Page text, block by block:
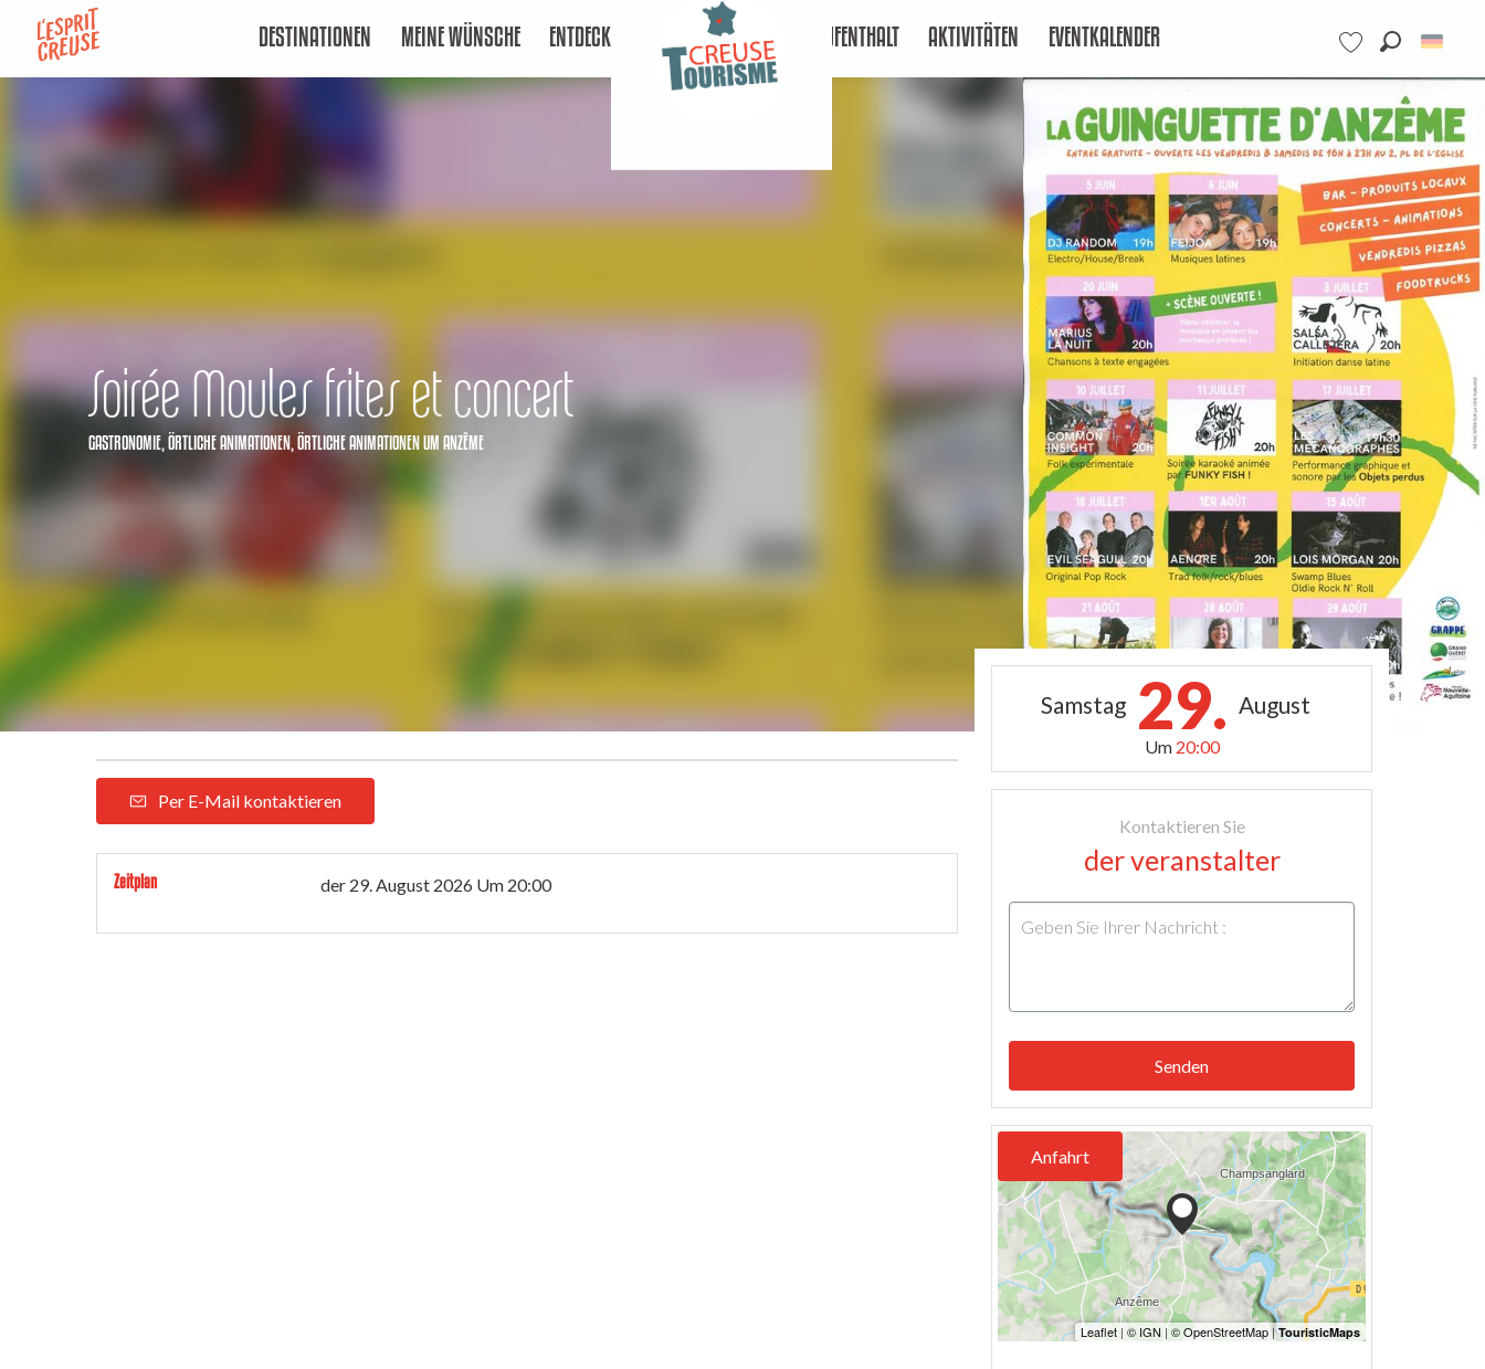
contenu
Voir les favoris
DESTINATIONEN MEINE WÜNSCHE ENTDECKEN AUFENTHALT AKTIVITÄTEN EVENTKALENDER
Soirée Moules frites et concert
GASTRONOMIE, ÖRTLICHE ANIMATIONEN, ÖRTLICHE ANIMATIONENUM ANZÊME
Per E-Mail kontaktieren
Zeitplan der 29. August 2026 Um 20:00
Samstag 29. August
Um 20:00
Kontaktieren Sie
der veranstalter
Senden
Anfahrt